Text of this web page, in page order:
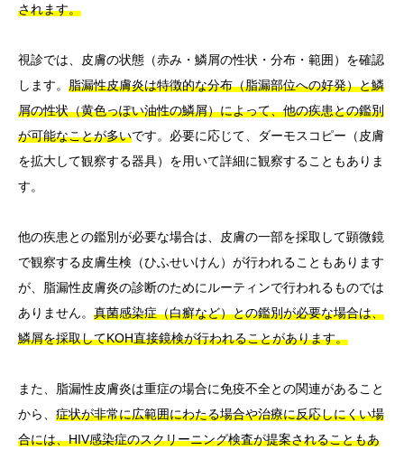
されます。
視診では、皮膚の状態（赤み・鱗屑の性状・分布・範囲）を確認
します。 脂漏性皮膚炎は特徴的な分布（脂漏部位への好発）と鱗
屑の性状（黄色っぽい油性の鱗屑）によって、他の疾患との鑑別
が可能なことが多いです。必要に応じて、ダーモスコピー（皮膚
を拡大して観察する器具）を用いて詳細に観察することもありま
す。
他の疾患との鑑別が必要な場合は、皮膚の一部を採取して顕微鏡
で観察する皮膚生検（ひふせいけん）が行われることもあります
が、脂漏性皮膚炎の診断のためにルーティンで行われるものでは
ありません。 真菌感染症（白癬など）との鑑別が必要な場合は、
鱗屑を採取してKOH直接鏡検が行われることがあります。
また、脂漏性皮膚炎は重症の場合に免疫不全との関連があること
から、 症状が非常に広範囲にわたる場合や治療に反応しにくい場
合には、HIV感染症のスクリーニング検査が提案されることもあ